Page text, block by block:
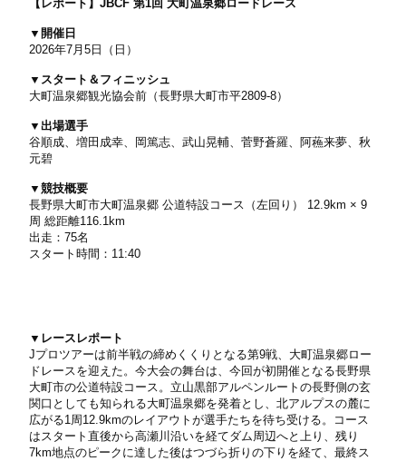
【レポート】JBCF 第1回 大町温泉郷ロードレース
▼開催日
2026年7月5日（日）
▼スタート＆フィニッシュ
大町温泉郷観光協会前（長野県大町市平2809-8）
▼出場選手
谷順成、増田成幸、岡篤志、武山晃輔、菅野蒼羅、阿蘓来夢、秋
元碧
▼競技概要
長野県大町市大町温泉郷 公道特設コース（左回り） 12.9km × 9
周 総距離116.1km
出走：75名
スタート時間：11:40
▼レースレポート
Jプロツアーは前半戦の締めくくりとなる第9戦、大町温泉郷ロー
ドレースを迎えた。今大会の舞台は、今回が初開催となる長野県
大町市の公道特設コース。立山黒部アルペンルートの長野側の玄
関口としても知られる大町温泉郷を発着とし、北アルプスの麓に
広がる1周12.9kmのレイアウトが選手たちを待ち受ける。コース
はスタート直後から高瀬川沿いを経てダム周辺へと上り、残り
7km地点のピークに達した後はつづら折りの下りを経て、最終ス